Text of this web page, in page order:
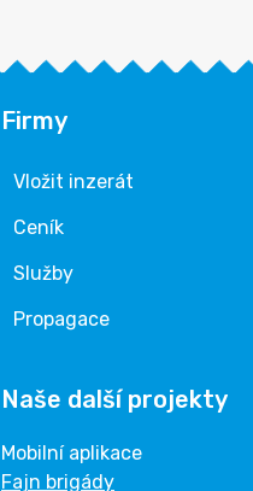
Firmy
Vložit inzerát
Ceník
Služby
Propagace
Naše další projekty
Mobilní aplikace
Fajn brigády